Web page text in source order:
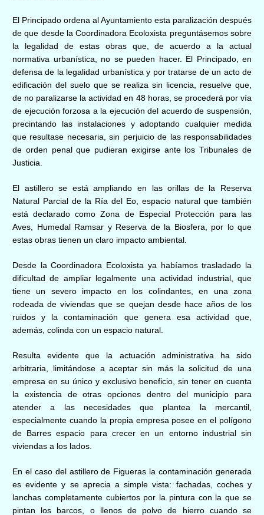
El Principado ordena al Ayuntamiento esta paralización después
de que desde la Coordinadora Ecoloxista preguntásemos sobre
la legalidad de estas obras que, de acuerdo a la actual
normativa urbanística, no se pueden hacer. El Principado, en
defensa de la legalidad urbanística y por tratarse de un acto de
edificación del suelo que se realiza sin licencia, resuelve que,
de no paralizarse la actividad en 48 horas, se procederá por vía
de ejecución forzosa a la ejecución del acuerdo de suspensión,
precintando las instalaciones y adoptando cualquier medida
que resultase necesaria, sin perjuicio de las responsabilidades
de orden penal que pudieran exigirse ante los Tribunales de
Justicia.
El astillero se está ampliando en las orillas de la Reserva
Natural Parcial de la Ría del Eo, espacio natural que también
está declarado como Zona de Especial Protección para las
Aves, Humedal Ramsar y Reserva de la Biosfera, por lo que
estas obras tienen un claro impacto ambiental.
Desde la Coordinadora Ecoloxista ya habíamos trasladado la
dificultad de ampliar legalmente una actividad industrial, que
tiene un severo impacto en los colindantes, en una zona
rodeada de viviendas que se quejan desde hace años de los
ruidos y la contaminación que genera esa actividad que,
además, colinda con un espacio natural.
Resulta evidente que la actuación administrativa ha sido
arbitraria, limitándose a aceptar sin más la solicitud de una
empresa en su único y exclusivo beneficio, sin tener en cuenta
la existencia de otras opciones dentro del municipio para
atender a las necesidades que plantea la mercantil,
especialmente cuando la propia empresa posee en el polígono
de Barres espacio para crecer en un entorno industrial sin
viviendas a los lados.
En el caso del astillero de Figueras la contaminación generada
es evidente y se aprecia a simple vista: fachadas, coches y
lanchas completamente cubiertos por la pintura con la que se
pintan los barcos, o llenos de polvo de hierro cuando se